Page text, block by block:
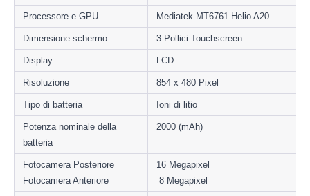
Processore e GPU Mediatek MT6761 Helio A20
3 Pollici Touchscreen
Display
Risoluzione 854 x 480 Pixel
Tipo di batteria Ioni di litio
Potenza nominale della
batteria
2000 (mAh)
Fotocamera Posteriore
Fotocamera Anteriore
16 Megapixel